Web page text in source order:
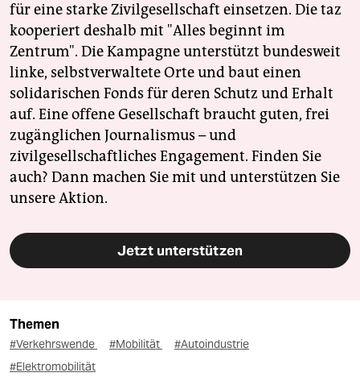
für eine starke Zivilgesellschaft einsetzen. Die taz
kooperiert deshalb mit "Alles beginnt im
Zentrum". Die Kampagne unterstützt bundesweit
linke, selbstverwaltete Orte und baut einen
solidarischen Fonds für deren Schutz und Erhalt
auf. Eine offene Gesellschaft braucht guten, frei
zugänglichen Journalismus – und
zivilgesellschaftliches Engagement. Finden Sie
auch? Dann machen Sie mit und unterstützen Sie
unsere Aktion.
Jetzt unterstützen
Themen
#Verkehrswende #Mobilität
#Autoindustrie
#Elektromobilität